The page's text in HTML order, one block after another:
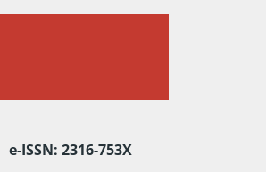
e-ISSN: 2316-753X